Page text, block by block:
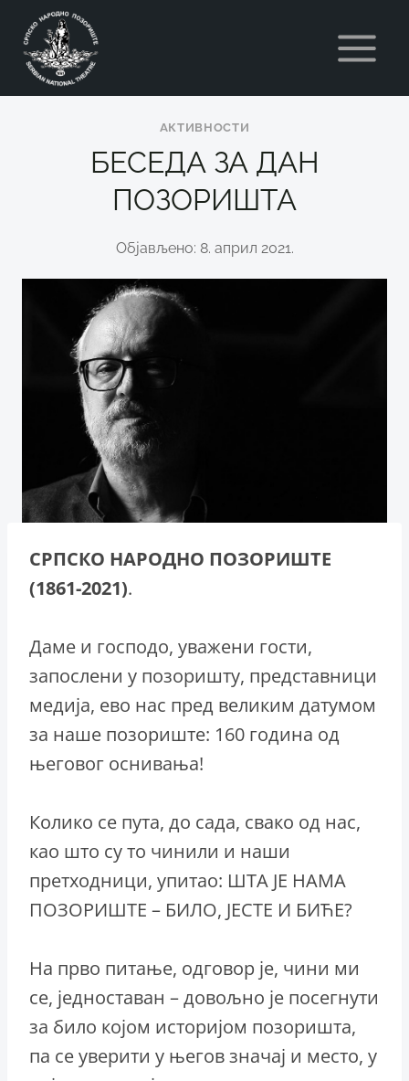
content
АКТИВНОСТИ
БЕСЕДА ЗА ДАН
ПОЗОРИШТА
Објављено: 8. април 2021.
СРПСКО НАРОДНО ПОЗОРИШТЕ
(1861-2021).
Даме и господо, уважени гости,
запослени у позоришту, представници
медија, ево нас пред великим датумом
за наше позориште: 160 година од
његовог оснивања!
Колико се пута, до сада, свако од нас,
као што су то чинили и наши
претходници, упитао: ШТА ЈЕ НАМА
ПОЗОРИШТЕ – БИЛО, ЈЕСТЕ И БИЋЕ?
На прво питање, одговор је, чини ми
се, једноставан – довољно је посегнути
за било којом историјом позоришта,
па се уверити у његов значај и место, у